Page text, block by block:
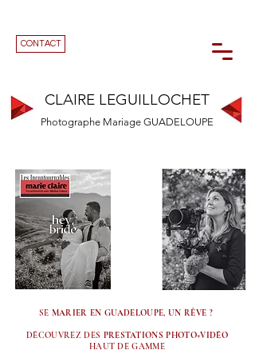
CLAIRE LEGUILLOCHET
Photographe Mariage GUADELOUPE
CONTACT
SE MARIER EN GUADELOUPE, UN RÊVE ?
DÉCOUVREZ DES PRESTATIONS PHOTO+VIDÉO
HAUT DE GAMME